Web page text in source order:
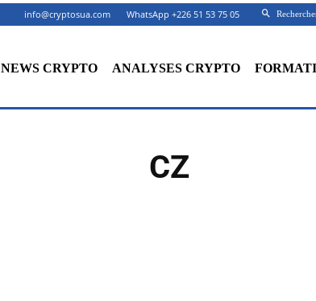
info@cryptosua.com WhatsApp +226 51 53 75 05
NEWS CRYPTO ANALYSES CRYPTO
CZ